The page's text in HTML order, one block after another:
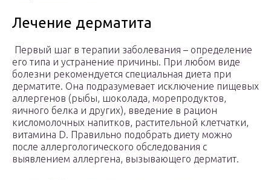
Лечение дерматита
Первый шаг в терапии заболевания – определение
его типа и устранение причины. При любом виде
болезни рекомендуется специальная диета при
дерматите. Она подразумевает исключение пищевых
аллергенов (рыбы, шоколада, морепродуктов,
яичного белка и других), введение в рацион
кисломолочных напитков, растительной клетчатки,
витамина D. Правильно подобрать диету можно
после аллергологического обследования с
выявлением аллергена, вызывающего дерматит.